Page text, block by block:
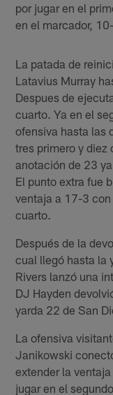
por jugar en el
en el marcador,
La patada de
Latavius Murray
Despues de
cuarto. Ya en el
ofensiva hasta las
tres primero y diez
anotación de 23
El punto extra fue
ventaja a 17-3
cuarto.
Después de la
cual llegó hasta la
Rivers lanzó una
DJ Hayden
yarda 22 de San
La ofensiva
Janikowski
extender la
jugar en el